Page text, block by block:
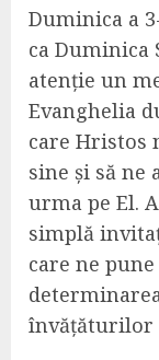
Duminica a
ca Duminica
atenție un
Evanghelia
care Hristos
sine și să ne
urma pe El.
simplă
care ne
învățăturilor